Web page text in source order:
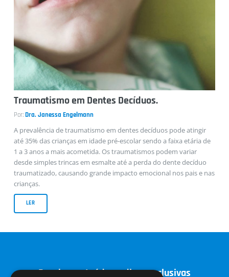
Equipamentos
Entrevistas
Casos Clínicos
Traumatismo em Dentes Decíduos.
Por:Dra. Janessa Engelmann
A prevalência de traumatismo em dentes decíduos pode atingir
até 35% das crianças em idade pré-escolar sendo a faixa etária de
1 a 3 anos a mais acometida. Os traumatismos podem variar
desde simples trincas em esmalte até a perda do dente decíduo
traumatizado, causando grande impacto emocional nos pais e nas
crianças.
LER
Receba conteúdos e dicas exclusivas